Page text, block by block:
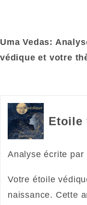
Uma Vedas:
védique et votre
Etoile
Analyse écrite par
Votre étoile
naissance. Cette